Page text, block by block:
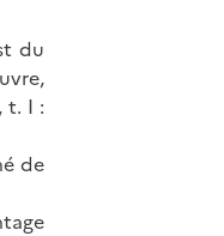
du
t. I :
de